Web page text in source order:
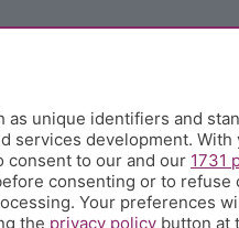
unique identifiers and
services development. With
consent to our and our 1731
consenting or to refuse
Your preferences
the privacy policy button at